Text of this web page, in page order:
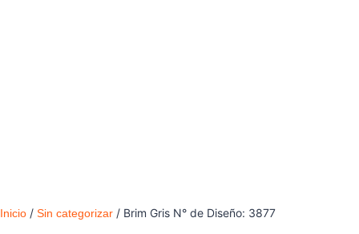
Inicio / Sin categorizar / Brim Gris N° de Diseño: 3877